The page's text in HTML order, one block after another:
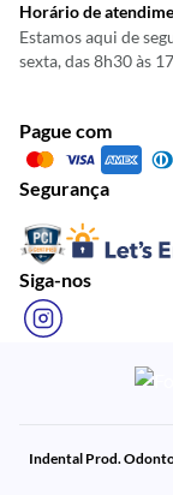
Horário de
Estamos aqui de
sexta, das 8h30 às
Pague com
Segurança
Siga-nos
Indental Prod.